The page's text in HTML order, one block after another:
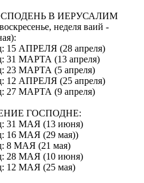
В ИЕРУСАЛИМ
неделя ваий -
15 АПРЕЛЯ (28 апреля)
31 МАРТА (13 апреля)
23 МАРТА (5 апреля)
12 АПРЕЛЯ (25 апреля)
27 МАРТА (9 апреля)
ГОСПОДНЕ:
31 МАЯ (13 июня)
16 МАЯ (29 мая))
8 МАЯ (21 мая)
28 МАЯ (10 июня)
12 МАЯ (25 мая)